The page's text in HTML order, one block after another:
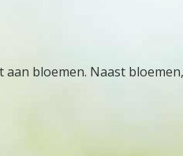
bloemen. Naast